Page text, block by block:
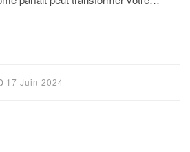
17 Juin 2024